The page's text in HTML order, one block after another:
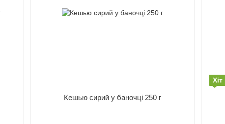
Кешью сирий у баночці 250 г
Хіт